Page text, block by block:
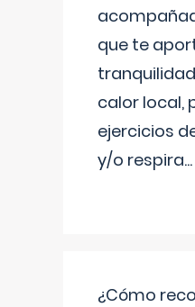
que te
calor local,
ejercicios
y/o respira...
¿Cómo